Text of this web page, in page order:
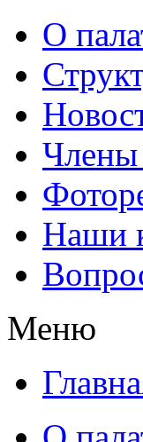
О
Члены
Наши
Меню